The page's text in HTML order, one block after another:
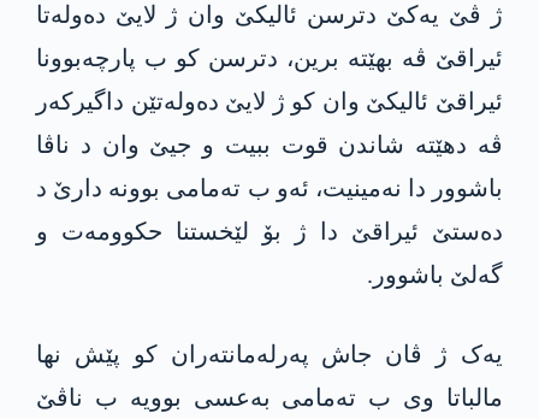
ژ ڤێ یەکێ دترسن ئالیکێ وان ژ لایێ دەولەتا
ئیراقێ ڤە بهێتە برین، دترسن کو ب پارچەبوونا
ئیراقێ ئالیکێ وان کو ژ لایێ دەولەتێن داگیرکەر
ڤە دهێتە شاندن قوت ببیت و جیێ وان د ناڤا
باشوور دا نەمینیت، ئەو ب تەمامی بوونە دارێ د
دەستێ ئیراقێ دا ژ بۆ لێخستنا حکوومەت و
گەلێ باشوور.
یەک ژ ڤان جاش پەرلەمانتەران کو پێش نها
مالباتا وی ب تەمامی بەعسی بوویە ب ناڤێ